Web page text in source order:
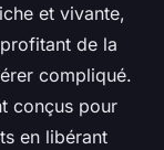
et vivante,
de la
compliqué.
conçus pour
en libérant